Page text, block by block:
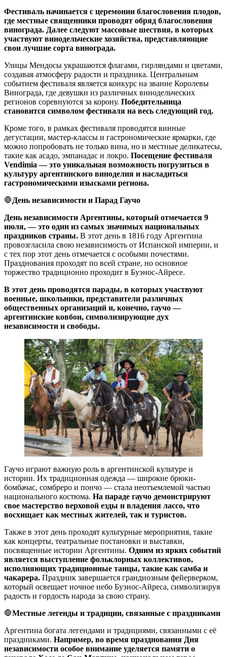
Фестиваль начинается с церемонии благословения плодов,
где местные священники проводят обряд благословения
винограда. Далее следуют массовые шествия, в которых
участвуют винодельческие хозяйства, представляющие
свои лучшие сорта винограда.
Улицы Мендосы украшаются флагами, гирляндами и цветами,
создавая атмосферу радости и праздника. Центральным
событием фестиваля является конкурс на звание Королевы
Винограда, где девушки из различных винодельческих
регионов соревнуются за корону. Победительница
становится символом фестиваля на весь следующий год.
Кроме того, в рамках фестиваля проводятся винные
дегустации, мастер-классы и гастрономические ярмарки, где
можно попробовать не только вина, но и местные деликатесы,
такие как асадо, эмпанадас и локро. Посещение фестиваля
Vendimia — это уникальная возможность погрузиться в
культуру аргентинского виноделия и насладиться
гастрономическими изысками региона.
🛑 День независимости и Парад Гаучо
День независимости Аргентины, который отмечается 9
июля, — это один из самых значимых национальных
праздников страны. В этот день в 1816 году Аргентина
провозгласила свою независимость от Испанской империи, и
с тех пор этот день отмечается с особыми почестями.
Празднования проходят по всей стране, но основное
торжество традиционно проходит в Буэнос-Айресе.
В этот день проводятся парады, в которых участвуют
военные, школьники, представители различных
общественных организаций и, конечно, гаучо —
аргентинские ковбои, символизирующие дух
независимости и свободы.
Гаучо играют важную роль в аргентинской культуре и
истории. Их традиционная одежда — широкие брюки-
бомбачас, сомбреро и пончо — стала неотъемлемой частью
национального костюма. На параде гаучо демонстрируют
свое мастерство верховой езды и владения лассо, что
восхищает как местных жителей, так и туристов.
Также в этот день проходят культурные мероприятия, такие
как концерты, театральные постановки и выставки,
посвященные истории Аргентины. Одним из ярких событий
является выступление фольклорных коллективов,
исполняющих традиционные танцы, такие как самба и
чакарера. Праздник завершается грандиозным фейерверком,
который освещает ночное небо Буэнос-Айреса, символизируя
радость и гордость народа за свою страну.
🛑Местные легенды и традиции, связанные с праздниками
Аргентина богата легендами и традициями, связанными с её
праздниками. Например, во время празднования Дня
независимости особое внимание уделяется памяти о